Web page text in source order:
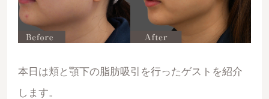
本日は頬と顎下の脂肪吸引を行ったゲストを紹介
します。